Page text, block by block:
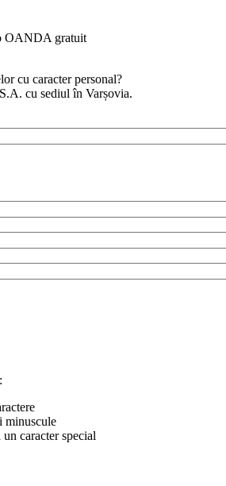
OANDA gratuit
cu caracter personal?
cu sediul în Varșovia.
minuscule
caracter special